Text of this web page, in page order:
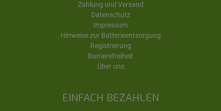
EINFACH BEZAHLEN
Zahlung und Versand
Datenschutz
Impressum
Hinweise zur Batterieentsorgung
Registrierung
Barrierefreiheit
Über uns